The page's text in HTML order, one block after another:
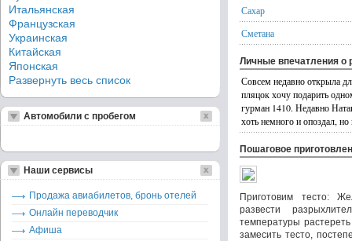
Сахар
Сметана
Личные впечатления о
Совсем недавно открыла
пляцок хочу подарить
гурман 1410. Недавно
хоть немного и опоздал,
Пошаговое
Приготовим тесто:
развести
температуры
замесить тесто,
Итальянская
Французская
Украинская
Китайская
Японская
Развернуть весь список
Автомобили с пробегом
Наши сервисы
Продажа авиабилетов, бронь отелей
Онлайн переводчик
Афиша